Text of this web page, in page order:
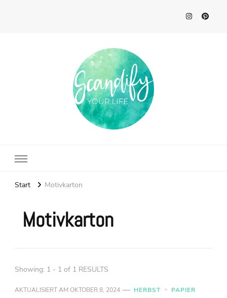
Start Motivkarton
Motivkarton
Showing: 1 - 1 of 1 RESULTS
AKTUALISIERT AM OKTOBER 8, 2024 HERBST PAPIER